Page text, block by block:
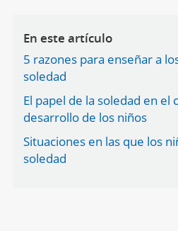
En este artículo
5 razones para enseñar a
soledad
El papel de la soledad en el
desarrollo de los niños
Situaciones en las que los
soledad